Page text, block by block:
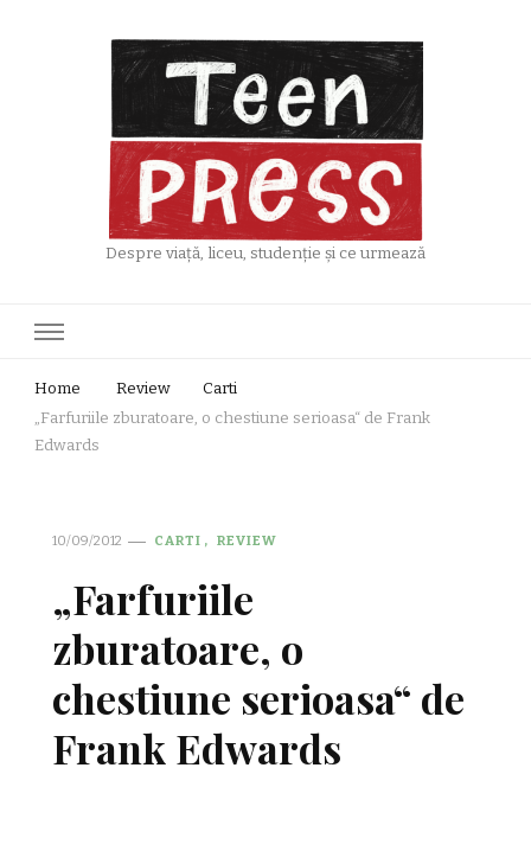
Despre viață, liceu, studenție și ce urmează
Home Review
Carti
„Farfuriile zburatoare, o chestiune serioasa“ de Frank
Edwards
10/09/2012 CARTI REVIEW
„Farfuriile
zburatoare, o
chestiune serioasa“ de
Frank Edwards